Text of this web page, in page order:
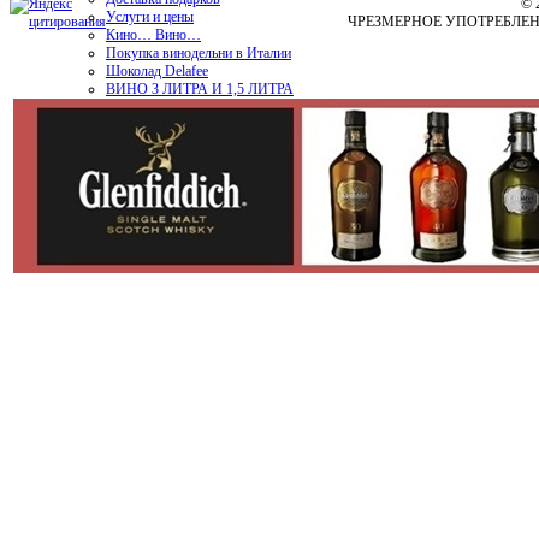
Услуги и цены
Кино… Вино…
Покупка винодельни в Италии
Шоколад Delafee
ВИНО 3 ЛИТРА И 1,5 ЛИТРА
©
ЧРЕЗМЕРНОЕ